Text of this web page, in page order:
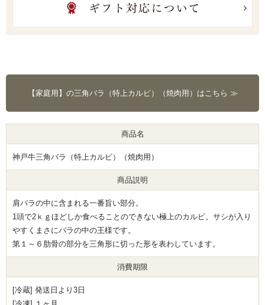
【家庭用】の三角バラ（特上カルビ）（焼肉用）はこちら ≫
商品名
神戸牛三角バラ（特上カルビ）（焼肉用）
商品説明
肩バラの中に含まれる一番旨い部分。
1頭で2ｋｇほどしか食べることのできない極上のカルビ。サシが入り
やすくまさにバラの中の王様です。
第１～６肋骨の部分を三角形に切った形を表わしています。
消費期限
[冷蔵] 発送日より3日